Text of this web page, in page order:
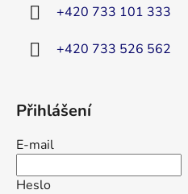
+420 733 101 333
+420 733 526 562
Přihlášení
E-mail
Heslo